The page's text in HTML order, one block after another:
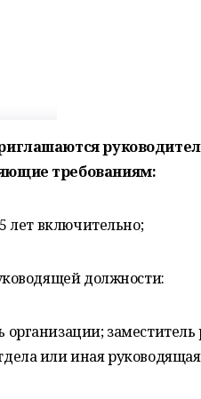
требованиям:
лет включительно;
должности:
организации;
или иная руководящая